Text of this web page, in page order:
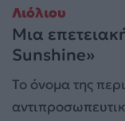
Λιόλιου
Μια
Sunshine»
Το όνομα της